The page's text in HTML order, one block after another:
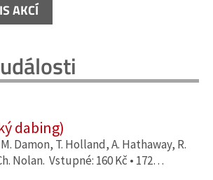
AKCÍ
dabing)
Damon, T. Holland, A. Hathaway, R.
Nolan. Vstupné: 160 Kč • 172…